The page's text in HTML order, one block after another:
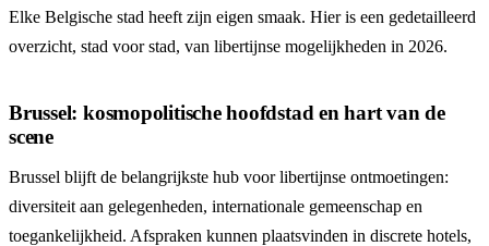
Elke Belgische stad heeft zijn eigen smaak. Hier is een gedetailleerd
overzicht, stad voor stad, van libertijnse mogelijkheden in 2026.
Brussel: kosmopolitische hoofdstad en hart van de
scene
Brussel blijft de belangrijkste hub voor libertijnse ontmoetingen:
diversiteit aan gelegenheden, internationale gemeenschap en
toegankelijkheid. Afspraken kunnen plaatsvinden in discrete hotels,